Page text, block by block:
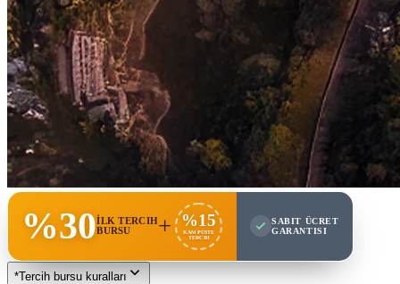
%30İLK TERCIH
BURSU
+ %15
KAMPÜSTE
TERCIH
SABIT ÜCRET
GARANTISI
*Tercih bursu kuralları